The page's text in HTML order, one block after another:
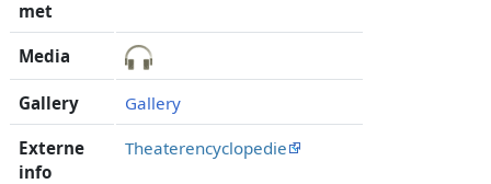
met
Media
Gallery Gallery
Externe
info
Theaterencyclopedie